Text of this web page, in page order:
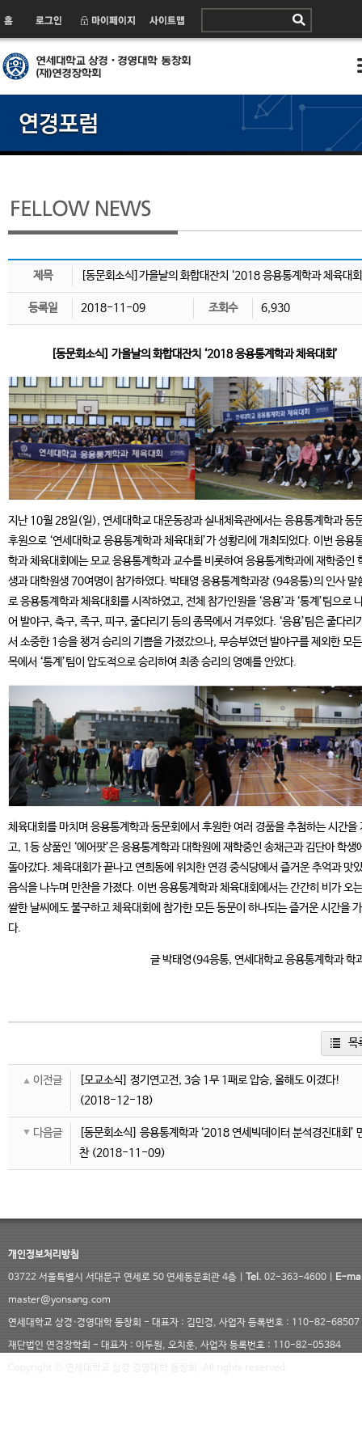
제목 [동문회소식]가을날의 화합대잔치 ‘2018 응용통계학과 체육대회
등록일 2018-11-09 조회수 6,930
[동문회소식] 가을날의 화합대잔치 ‘2018 응용통계학과 체육대회’
지난 10월 28일(일), 연세대학교 대운동장과 실내체육관에서는 응용통계학과 동
후원으로 ‘연세대학교 응용통계학과 체육대회’가 성황리에 개최되었다. 이번 응용
학과 체육대회에는 모교 응용통계학과 교수를 비롯하여 응용통계학과에 재학중인
생과 대학원생 70여명이 참가하였다. 박태영 응용통계학과장 (94응통)의 인사 말
로 응용통계학과 체육대회를 시작하였고, 전체 참가인원을 ‘응용’과 ‘통계’팀으로
어 발야구, 축구, 족구, 피구, 줄다리기 등의 종목에서 겨루었다. ‘응용’팀은 줄다리
서 소중한 1승을 챙겨 승리의 기쁨을 가졌갔으나, 무승부였던 발야구를 제외한 모
목에서 ‘통계’팀이 압도적으로 승리하여 최종 승리의 영예를 안았다.
체육대회를 마치며 응용통계학과 동문회에서 후원한 여러 경품을 추첨하는 시간을
고, 1등 상품인 ‘에어팟’은 응용통계학과 대학원에 재학중인 송채근과 김단아 학생
돌아갔다. 체육대회가 끝나고 연희동에 위치한 연경 중식당에서 즐거운 추억과 맛
음식을 나누며 만찬을 가졌다. 이번 응용통계학과 체육대회에서는 간간히 비가 오
쌀한 날씨에도 불구하고 체육대회에 참가한 모든 동문이 하나되는 즐거운 시간을
다.
글 박태영(94응통, 연세대학교 응용통계학과 학
목
이전글
[모교소식] 정기연고전, 3승 1무 1패로 압승, 올해도 이겼다!
(2018-12-18)
다음글
[동문회소식] 응용통계학과 ‘2018 연세빅데이터 분석경진대회’
찬(2018-11-09)
개인정보처리방침
03722 서울특별시 서대문구 연세로 50 연세동문회관 4층 | Tel. 02-363-4600 |
E-
master@yonsang.com
연세대학교 상경·경영대학 동창회 - 대표자 : 김민경, 사업자 등록번호 : 110-82-68507
재단법인 연경장학회 - 대표자 : 이두원, 오치훈, 사업자 등록번호 : 110-82-05384